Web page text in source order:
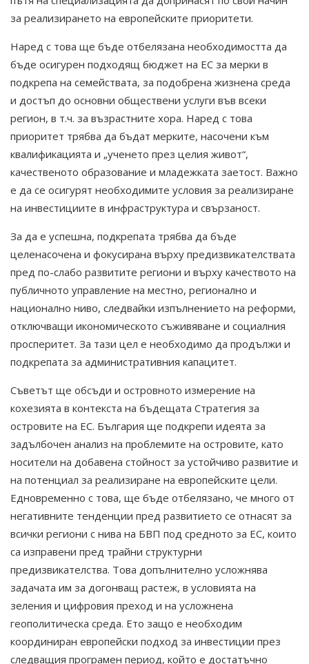
за реализирането на европейските приоритети.
Наред с това ще бъде отбелязана необходимостта да
бъде осигурен подходящ бюджет на ЕС за мерки в
подкрепа на семействата, за подобрена жизнена среда
и достъп до основни обществени услуги във всеки
регион, в т.ч. за възрастните хора. Наред с това
приоритет трябва да бъдат мерките, насочени към
квалификацията и „ученето през целия живот“,
качественото образование и младежката заетост. Важно
е да се осигурят необходимите условия за реализиране
на инвестициите в инфраструктура и свързаност.
За да е успешна, подкрепата трябва да бъде
целенасочена и фокусирана върху предизвикателствата
пред по-слабо развитите региони и върху качеството на
публичното управление на местно, регионално и
национално ниво, следвайки изпълнението на реформи,
отключващи икономическото съживяване и социалния
просперитет. За тази цел е необходимо да продължи и
подкрепата за административния капацитет.
Съветът ще обсъди и островното измерение на
кохезията в контекста на бъдещата Стратегия за
островите на ЕС. България ще подкрепи идеята за
задълбочен анализ на проблемите на островите, като
носители на добавена стойност за устойчиво развитие и
на потенциал за реализиране на европейските цели.
Едновременно с това, ще бъде отбелязано, че много от
негативните тенденции пред развитието се отнасят за
всички региони с нива на БВП под средното за ЕС, които
са изправени пред трайни структурни
предизвикателства. Това допълнително усложнява
задачата им за догонващ растеж, в условията на
зеления и цифровия преход и на усложнена
геополитическа среда. Ето защо е необходим
координиран европейски подход за инвестиции през
следващия програмен период, който е достатъчно